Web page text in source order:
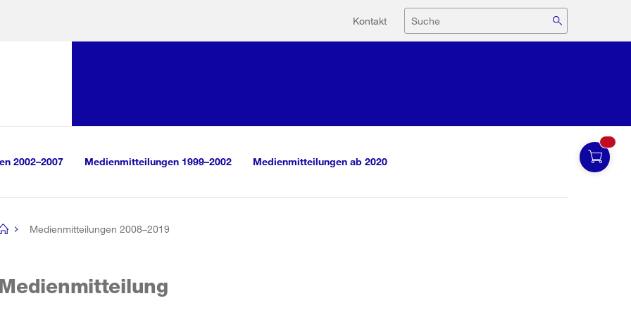
Hilfsnavigation
Kontakt Suche
2002–2007 Medienmitteilungen 1999–2002 Medienmitteilungen ab 2020
Medienmitteilungen 2008–2019